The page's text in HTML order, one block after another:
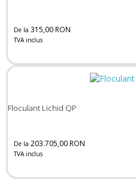
De la 315,00 RON
TVA inclus
Floculant Lichid QP
De la 203.705,00 RON
TVA inclus